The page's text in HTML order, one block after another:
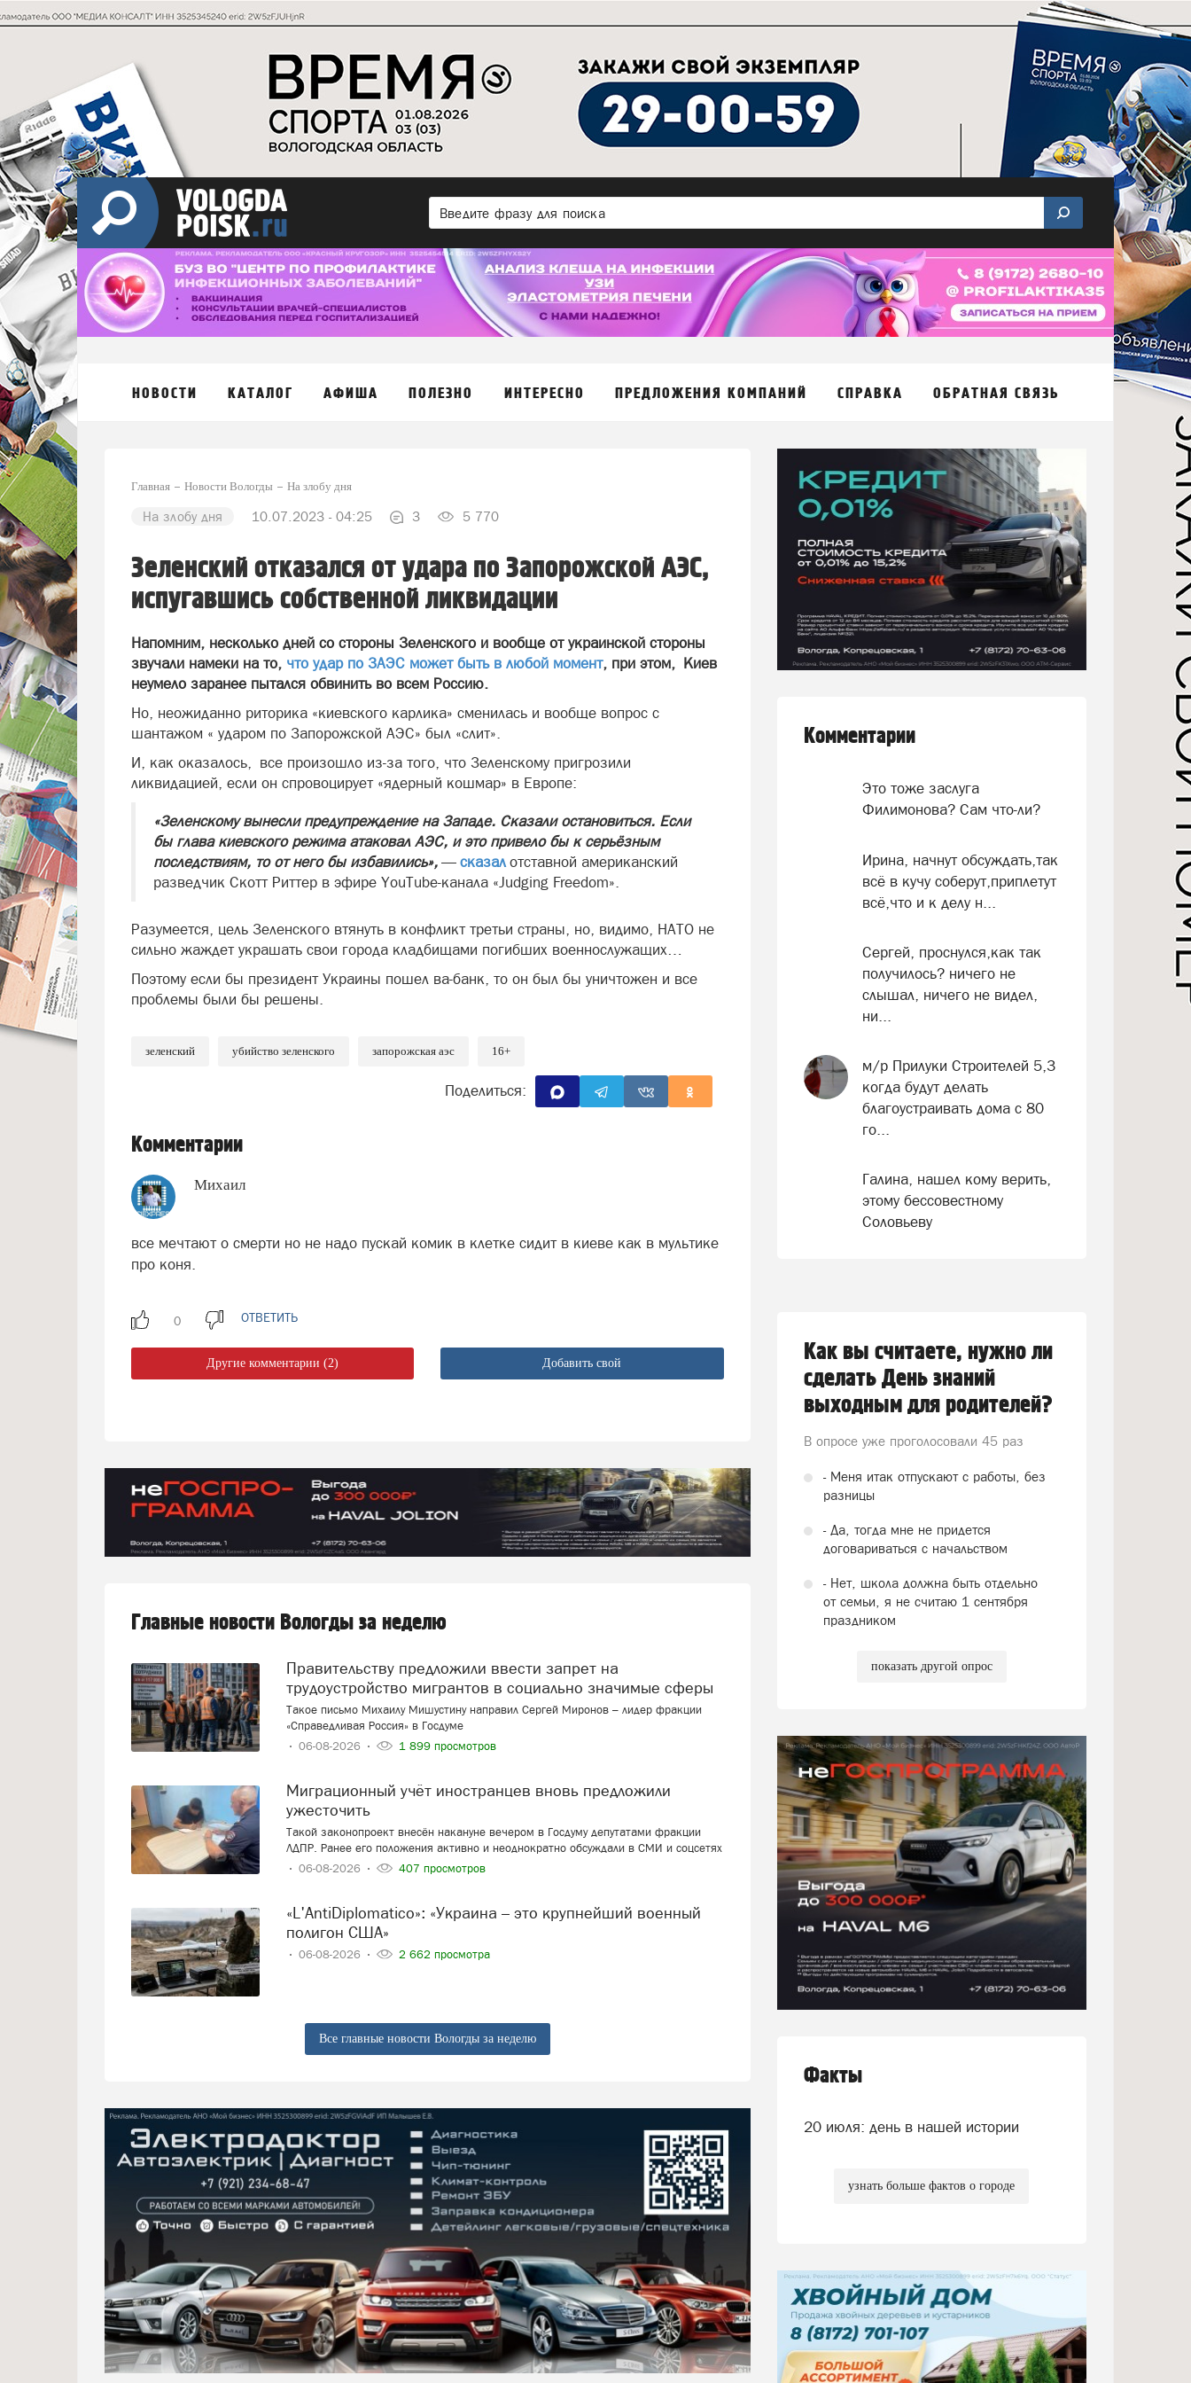
НОВОСТИ КАТАЛОГ АФИША ПОЛЕЗНО ИНТЕРЕСНО ПРЕДЛОЖЕНИЯ КОМПАНИЙ СПРАВКА ОБРАТНАЯ СВЯЗЬ
Главная Новости Вологды На злобу дня
На злобу дня 10.07.2023 - 04:25 3 5 770
Зеленский отказался от удара по Запорожской АЭС,
испугавшись собственной ликвидации
Напомним, несколько дней со стороны Зеленского и вообще от украинской стороны
звучали намеки на то, что удар по ЗАЭС может быть в любой момент, при этом, Киев
неумело заранее пытался обвинить во всем Россию.
Но, неожиданно риторика «киевского карлика» сменилась и вообще вопрос с
шантажом « ударом по Запорожской АЭС» был «слит».
И, как оказалось, все произошло из-за того, что Зеленскому пригрозили
ликвидацией, если он спровоцирует «ядерный кошмар» в Европе:
«Зеленскому вынесли предупреждение на Западе. Сказали остановиться. Если
бы глава киевского режима атаковал АЭС, и это привело бы к серьёзным
последствиям, то от него бы избавились», — сказал отставной американский
разведчик Скотт Риттер в эфире YouTube-канала «Judging Freedom».
Разумеется, цель Зеленского втянуть в конфликт третьи страны, но, видимо, НАТО не
сильно жаждет украшать свои города кладбищами погибших военнослужащих…
Поэтому если бы президент Украины пошел ва-банк, то он был бы уничтожен и все
проблемы были бы решены.
зеленский убийство зеленского запорожская аэс 16+
Поделиться:
Комментарии
Михаил
все мечтают о смерти но не надо пускай комик в клетке сидит в киеве как в мультике
про коня.
ОТВЕТИТЬ
Другие комментарии (2) Добавить свой
Главные новости Вологды за неделю
Правительству предложили ввести запрет на
трудоустройство мигрантов в социально значимые сферы
Такое письмо Михаилу Мишустину направил Сергей Миронов – лидер фракции
«Справедливая Россия» в Госдуме
06-08-2026
1 899 просмотров
Миграционный учёт иностранцев вновь предложили
ужесточить
Такой законопроект внесён накануне вечером в Госдуму депутатами фракции
ЛДПР. Ранее его положения активно и неоднократно обсуждали в СМИ и соцсетях
06-08-2026
407 просмотров
«L'AntiDiplomatico»: «Украина – это крупнейший военный
полигон США»
06-08-2026 2 662 просмотра
Все главные новости Вологды за неделю
Комментарии
Это тоже заслуга
Филимонова? Сам что-ли?
Ирина, начнут обсуждать,так
всё в кучу соберут,приплетут
всё,что и к делу н...
Сергей, проснулся,как так
получилось? ничего не
слышал, ничего не видел,
ни...
м/р Прилуки Строителей 5,3
когда будут делать
благоустраивать дома с 80
го...
Галина, нашел кому верить,
этому бессовестному
Соловьеву
Как вы считаете, нужно ли
сделать День знаний
выходным для родителей?
В опросе уже проголосовали 45 раз
- Меня итак отпускают с работы, без
разницы
- Да, тогда мне не придется
договариваться с начальством
- Нет, школа должна быть отдельно
от семьи, я не считаю 1 сентября
праздником
показать другой опрос
Факты
20 июля: день в нашей истории
узнать больше фактов о городе